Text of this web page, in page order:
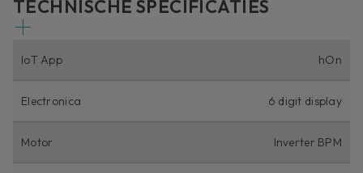
TECHNISCHE SPECIFICATIES
IoT App hOn
Electronica 6 digit display
Motor Inverter BPM